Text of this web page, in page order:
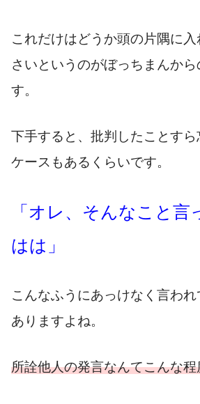
これだけはどうか頭の片隅に
さいというのがぼっちまんか
す。
下手すると、批判したことす
ケースもあるくらいです。
「オレ、そんなこと言
はは」
こんなふうにあっけなく言わ
ありますよね。
所詮他人の発言なんてこんな程